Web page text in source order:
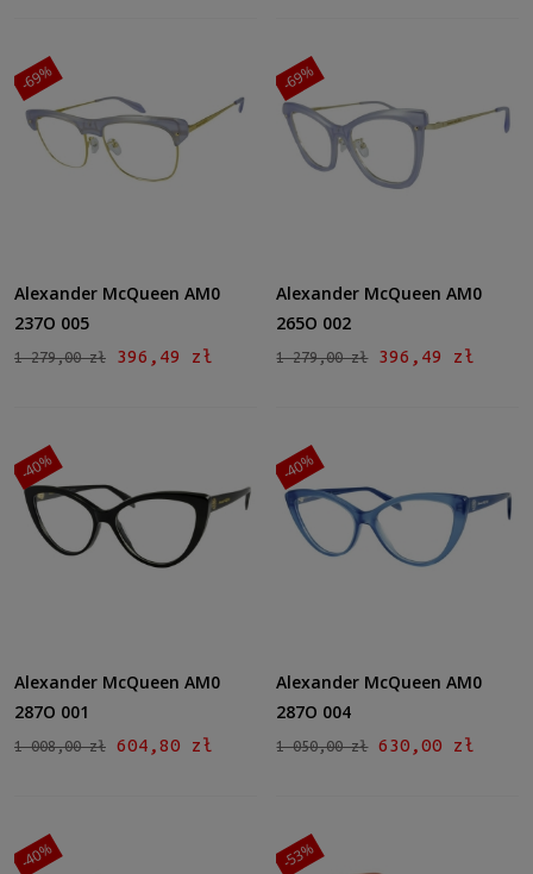
Alexander McQueen AM0
237O 005
1 279,00 zł 396,49 zł
-69%
Alexander McQueen AM0
265O 002
1 279,00 zł 396,49 zł
-69%
Alexander McQueen AM0
287O 001
1 008,00 zł 604,80 zł
-40%
Alexander McQueen AM0
287O 004
1 050,00 zł 630,00 zł
-40%
-40% -53%